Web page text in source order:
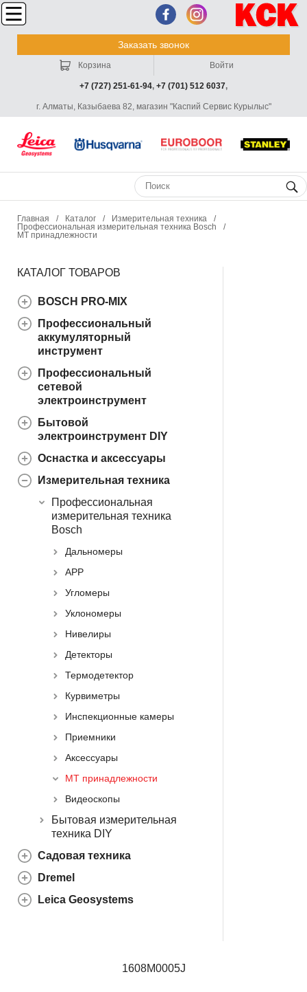
Заказать звонок
+7 (727) 251-61-94, +7 (701) 512 6037,
г. Алматы, Казыбаева 82, магазин "Каспий Сервис Курылыс"
Корзина Войти
Главная / Каталог / Измерительная техника
/
Профессиональная измерительная техника Bosch
/
МТ принадлежности
КАТАЛОГ ТОВАРОВ
BOSCH PRO-MIX
Профессиональный
аккумуляторный
инструмент
Профессиональный
сетевой
электроинструмент
Бытовой
электроинструмент DIY
Оснастка и аксессуары
Измерительная техника
Профессиональная
измерительная техника
Bosch
Дальномеры
APP
Угломеры
Уклономеры
Нивелиры
Детекторы
Термодетектор
Курвиметры
Инспекционные камеры
Приемники
Аксессуары
МТ принадлежности
Видеоскопы
Бытовая измерительная
техника DIY
Садовая техника
Dremel
Leica Geosystems
1608M0005J